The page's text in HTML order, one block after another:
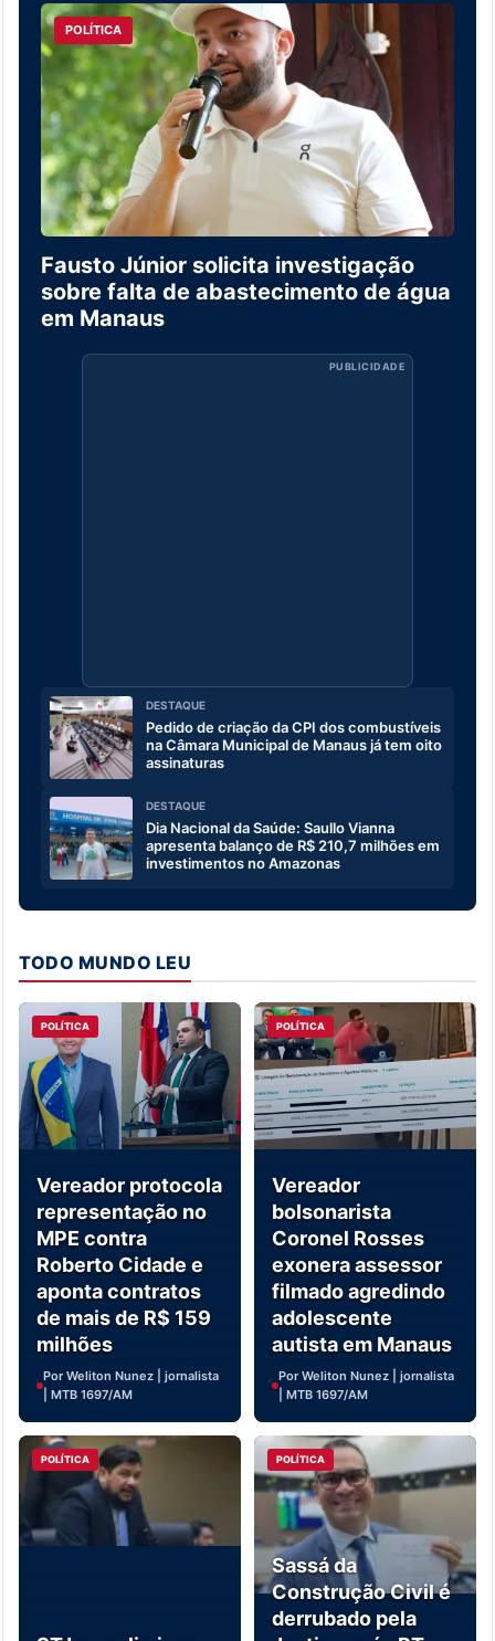
POLÍTICA
Fausto Júnior solicita investigação
sobre falta de abastecimento de água
em Manaus
PUBLICIDADE
DESTAQUE
Pedido de criação da CPI dos combustíveis
na Câmara Municipal de Manaus já tem oito
assinaturas
DESTAQUE
Dia Nacional da Saúde: Saullo Vianna
apresenta balanço de R$ 210,7 milhões em
investimentos no Amazonas
TODO MUNDO LEU
POLÍTICA
Vereador protocola
representação no
MPE contra
Roberto Cidade e
aponta contratos
de mais de R$ 159
milhões
Por Weliton Nunez | jornalista
| MTB 1697/AM
POLÍTICA
Vereador
bolsonarista
Coronel Rosses
exonera assessor
filmado agredindo
adolescente
autista em Manaus
Por Weliton Nunez | jornalista
| MTB 1697/AM
POLÍTICA POLÍTICA
Sassá da
Construção Civil é
derrubado pela